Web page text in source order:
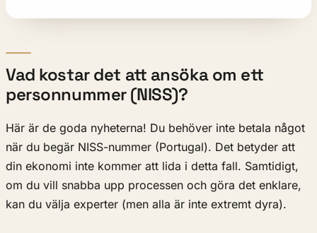
Vad kostar det att ansöka om ett
personnummer (NISS)?
Här är de goda nyheterna! Du behöver inte betala något
när du begär NISS-nummer (Portugal). Det betyder att
din ekonomi inte kommer att lida i detta fall. Samtidigt,
om du vill snabba upp processen och göra det enklare,
kan du välja experter (men alla är inte extremt dyra).